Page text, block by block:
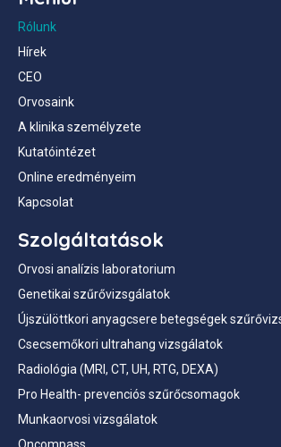
Rólunk
Hírek
CEO
Orvosaink
A klinika személyzete
Kutatóintézet
Online eredményeim
Kapcsolat
Szolgáltatások
Orvosi analízis laboratorium
Genetikai szűrővizsgálatok
Újszülöttkori anyagcsere betegségek
Csecsemőkori ultrahang vizsgálatok
Radiológia (MRI, CT, UH, RTG, DEXA)
Pro Health- prevenciós szűrőcsomagok
Munkaorvosi vizsgálatok
Oncompass